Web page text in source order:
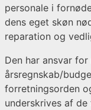
personale i
dens eget skøn
reparation og
Den har ansvar
årsregnskab/
forretningsorden
underskrives af